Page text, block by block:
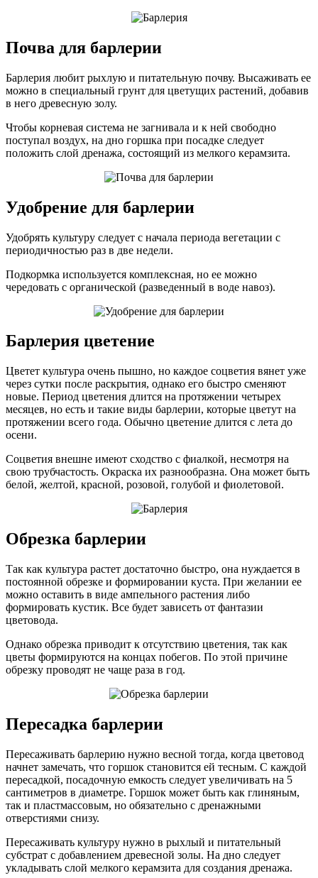
Почва для барлерии
Барлерия любит рыхлую и питательную почву. Высаживать ее
можно в специальный грунт для цветущих растений, добавив
в него древесную золу.
Чтобы корневая система не загнивала и к ней свободно
поступал воздух, на дно горшка при посадке следует
положить слой дренажа, состоящий из мелкого керамзита.
Удобрение для барлерии
Удобрять культуру следует с начала периода вегетации с
периодичностью раз в две недели.
Подкормка используется комплексная, но ее можно
чередовать с органической (разведенный в воде навоз).
Барлерия цветение
Цветет культура очень пышно, но каждое соцветия вянет уже
через сутки после раскрытия, однако его быстро сменяют
новые. Период цветения длится на протяжении четырех
месяцев, но есть и такие виды барлерии, которые цветут на
протяжении всего года. Обычно цветение длится с лета до
осени.
Соцветия внешне имеют сходство с фиалкой, несмотря на
свою трубчастость. Окраска их разнообразна. Она может быть
белой, желтой, красной, розовой, голубой и фиолетовой.
Обрезка барлерии
Так как культура растет достаточно быстро, она нуждается в
постоянной обрезке и формировании куста. При желании ее
можно оставить в виде ампельного растения либо
формировать кустик. Все будет зависеть от фантазии
цветовода.
Однако обрезка приводит к отсутствию цветения, так как
цветы формируются на концах побегов. По этой причине
обрезку проводят не чаще раза в год.
Пересадка барлерии
Пересаживать барлерию нужно весной тогда, когда цветовод
начнет замечать, что горшок становится ей тесным. С каждой
пересадкой, посадочную емкость следует увеличивать на 5
сантиметров в диаметре. Горшок может быть как глиняным,
так и пластмассовым, но обязательно с дренажными
отверстиями снизу.
Пересаживать культуру нужно в рыхлый и питательный
субстрат с добавлением древесной золы. На дно следует
укладывать слой мелкого керамзита для создания дренажа.